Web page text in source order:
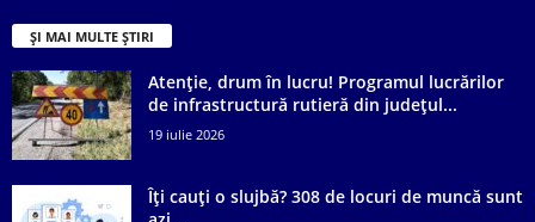
ȘI MAI MULTE ȘTIRI
Atenție, drum în lucru! Programul lucrărilor
de infrastructură rutieră din județul...
19 iulie 2026
Îți cauți o slujbă? 308 de locuri de muncă sunt